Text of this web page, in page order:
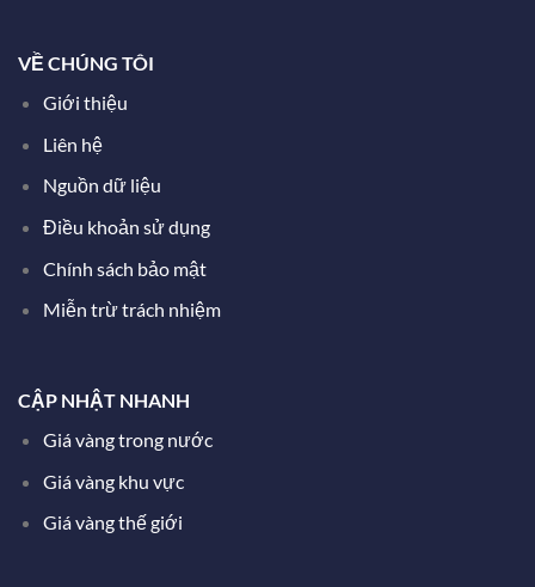
VỀ CHÚNG TÔI
Giới thiệu
Liên hệ
Nguồn dữ liệu
Điều khoản sử dụng
Chính sách bảo mật
Miễn trừ trách nhiệm
CẬP NHẬT NHANH
Giá vàng trong nước
Giá vàng khu vực
Giá vàng thế giới